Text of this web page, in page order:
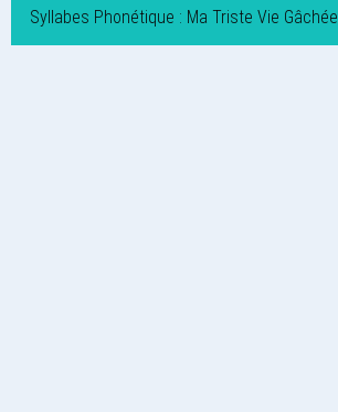
Syllabes Phonétique : Ma Triste Vie Gâchée